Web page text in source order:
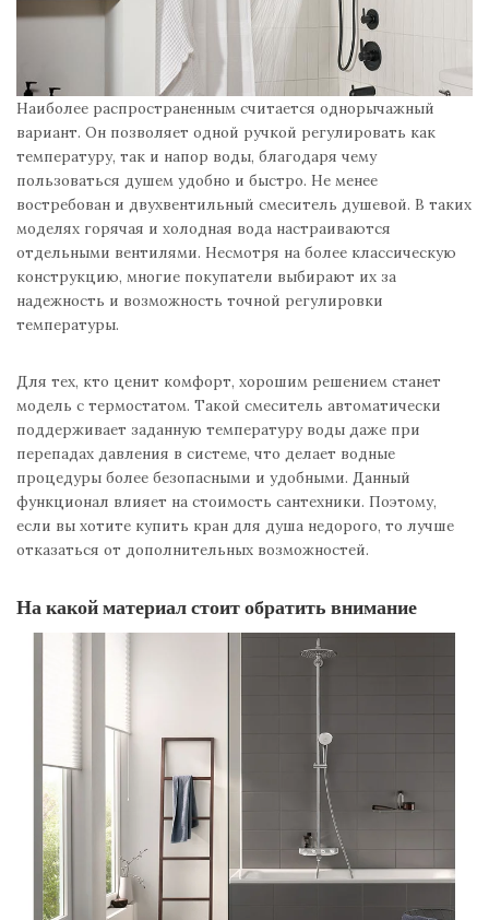
Наиболее распространенным считается однорычажный
вариант. Он позволяет одной ручкой регулировать как
температуру, так и напор воды, благодаря чему
пользоваться душем удобно и быстро. Не менее
востребован и двухвентильный смеситель душевой. В таких
моделях горячая и холодная вода настраиваются
отдельными вентилями. Несмотря на более классическую
конструкцию, многие покупатели выбирают их за
надежность и возможность точной регулировки
температуры.
Для тех, кто ценит комфорт, хорошим решением станет
модель с термостатом. Такой смеситель автоматически
поддерживает заданную температуру воды даже при
перепадах давления в системе, что делает водные
процедуры более безопасными и удобными. Данный
функционал влияет на стоимость сантехники. Поэтому,
если вы хотите купить кран для душа недорого, то лучше
отказаться от дополнительных возможностей.
На какой материал стоит обратить внимание